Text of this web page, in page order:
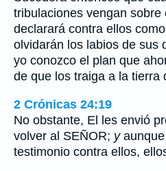
tribulaciones vengan sobre
declarará contra ellos
olvidarán los labios de sus
yo conozco el plan que
de que los traiga a la tierra
2 Crónicas 24:19
No obstante, El les envió
volver al SEÑOR; yaunque
testimonio contra ellos,